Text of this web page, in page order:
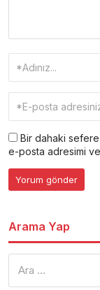
Bir dahaki sefere
e-posta adresimi
Arama Yap